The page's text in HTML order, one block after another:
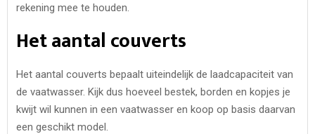
rekening mee te houden.
Het aantal couverts
Het aantal couverts bepaalt uiteindelijk de laadcapaciteit van
de vaatwasser. Kijk dus hoeveel bestek, borden en kopjes je
kwijt wil kunnen in een vaatwasser en koop op basis daarvan
een geschikt model.